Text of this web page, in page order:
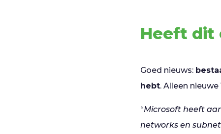
Heeft dit
Goed nieuws:
hebt. Alleen
“Microsoft heeft
networks en